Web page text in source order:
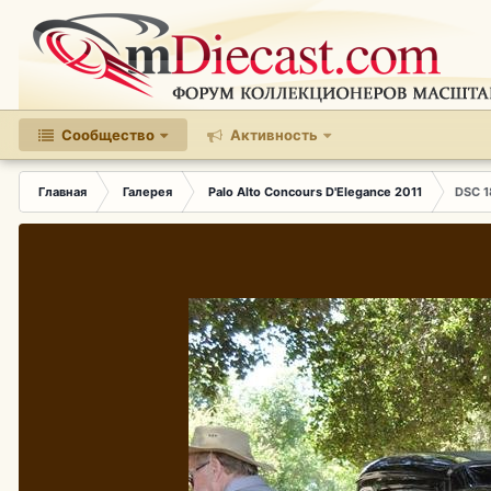
Сообщество Активность
Главная Галерея Palo Alto Concours D'Elegance 2011 DSC